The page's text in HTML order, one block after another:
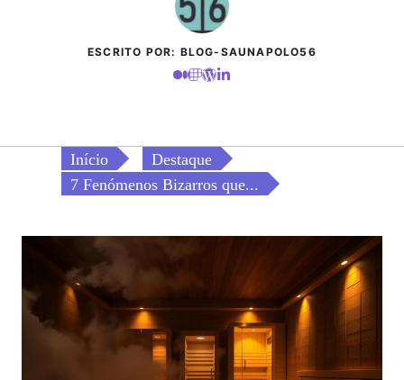
ESCRITO POR: BLOG-SAUNAPOLO56
Início
Destaque
7 Fenómenos Bizarros que...